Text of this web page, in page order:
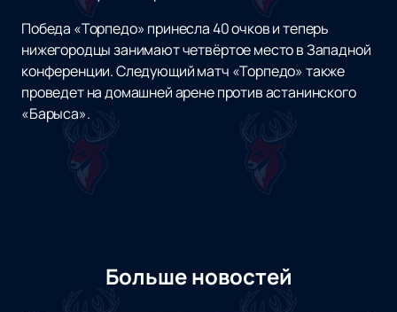
Победа «Торпедо» принесла 40 очков и теперь
нижегородцы занимают четвёртое место в Западной
конференции. Следующий матч «Торпедо» также
проведет на домашней арене против астанинского
«Барыса».
Больше новостей